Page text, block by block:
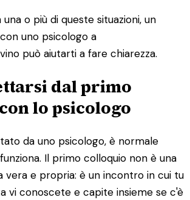
o più di queste situazioni, un
uno psicologo a
può aiutarti a fare chiarezza.
dal primo
lo psicologo
da uno psicologo, è normale
Il primo colloquio non è una
vera e propria: è un incontro in cui tu
vi conoscete e capite insieme se c'è